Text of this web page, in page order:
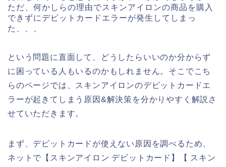
ただ、何かしらの理由でスキンアイロンの商品を購入
できずにデビットカードエラーが発生してしまっ
た、、、
という問題に直面して、どうしたらいいのか分からず
に困っている人もいるのかもしれません。そこでこち
らのページでは、スキンアイロンのデビットカードエ
ラーが起きてしまう原因&解決策を分かりやすく解説さ
せていただきます。
まず、デビットカードが使えない原因を調べるため、
ネットで【スキンアイロン デビットカード】【 スキン